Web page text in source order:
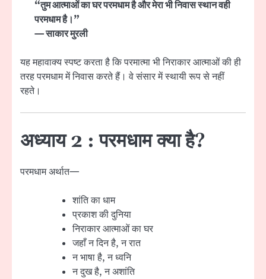
“तुम आत्माओं का घर परमधाम है और मेरा भी निवास स्थान वही
परमधाम है।”
— साकार मुरली
यह महावाक्य स्पष्ट करता है कि परमात्मा भी निराकार आत्माओं की ही
तरह परमधाम में निवास करते हैं। वे संसार में स्थायी रूप से नहीं
रहते।
अध्याय 2 : परमधाम क्या है?
परमधाम अर्थात—
शांति का धाम
प्रकाश की दुनिया
निराकार आत्माओं का घर
जहाँ न दिन है, न रात
न भाषा है, न ध्वनि
न दुख है, न अशांति